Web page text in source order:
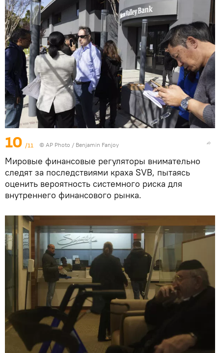
10 /11 © AP Photo / Benjamin Fanjoy
Мировые финансовые регуляторы внимательно
следят за последствиями краха SVB, пытаясь
оценить вероятность системного риска для
внутреннего финансового рынка.